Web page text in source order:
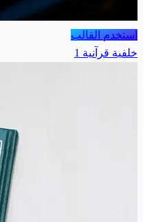
استخدم القالب
خلفية قرآنية 1